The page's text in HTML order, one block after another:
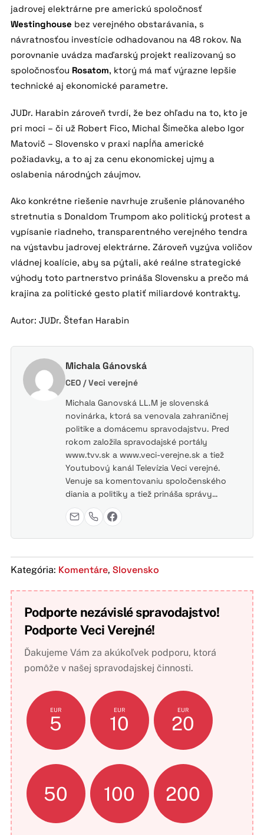
jadrovej elektrárne pre americkú spoločnosť
Westinghouse bez verejného obstarávania, s
návratnosťou investície odhadovanou na 48 rokov. Na
porovnanie uvádza maďarský projekt realizovaný so
spoločnosťou Rosatom, ktorý má mať výrazne lepšie
technické aj ekonomické parametre.
JUDr. Harabin zároveň tvrdí, že bez ohľadu na to, kto je
pri moci – či už Robert Fico, Michal Šimečka alebo Igor
Matovič – Slovensko v praxi napĺňa americké
požiadavky, a to aj za cenu ekonomickej ujmy a
oslabenia národných záujmov.
Ako konkrétne riešenie navrhuje zrušenie plánovaného
stretnutia s Donaldom Trumpom ako politický protest a
vypísanie riadneho, transparentného verejného tendra
na výstavbu jadrovej elektrárne. Zároveň vyzýva voličov
vládnej koalície, aby sa pýtali, aké reálne strategické
výhody toto partnerstvo prináša Slovensku a prečo má
krajina za politické gesto platiť miliardové kontrakty.
Autor: JUDr. Štefan Harabin
Michala Gánovská
CEO / Veci verejné
Michala Ganovská LL.M je slovenská
novinárka, ktorá sa venovala zahraničnej
politike a domácemu spravodajstvu. Pred
rokom založila spravodajské portály
www.tvv.sk a www.veci-verejne.sk a tiež
Youtubový kanál Televízia Veci verejné.
Venuje sa komentovaniu spoločenského
diania a politiky a tiež prináša správy…
Kategória: Komentáre, Slovensko
Podporte nezávislé spravodajstvo!
Podporte Veci Verejné!
Ďakujeme Vám za akúkoľvek podporu, ktorá
pomôže v našej spravodajskej činnosti.
EUR
5
EUR
10
EUR
20
50 100 200